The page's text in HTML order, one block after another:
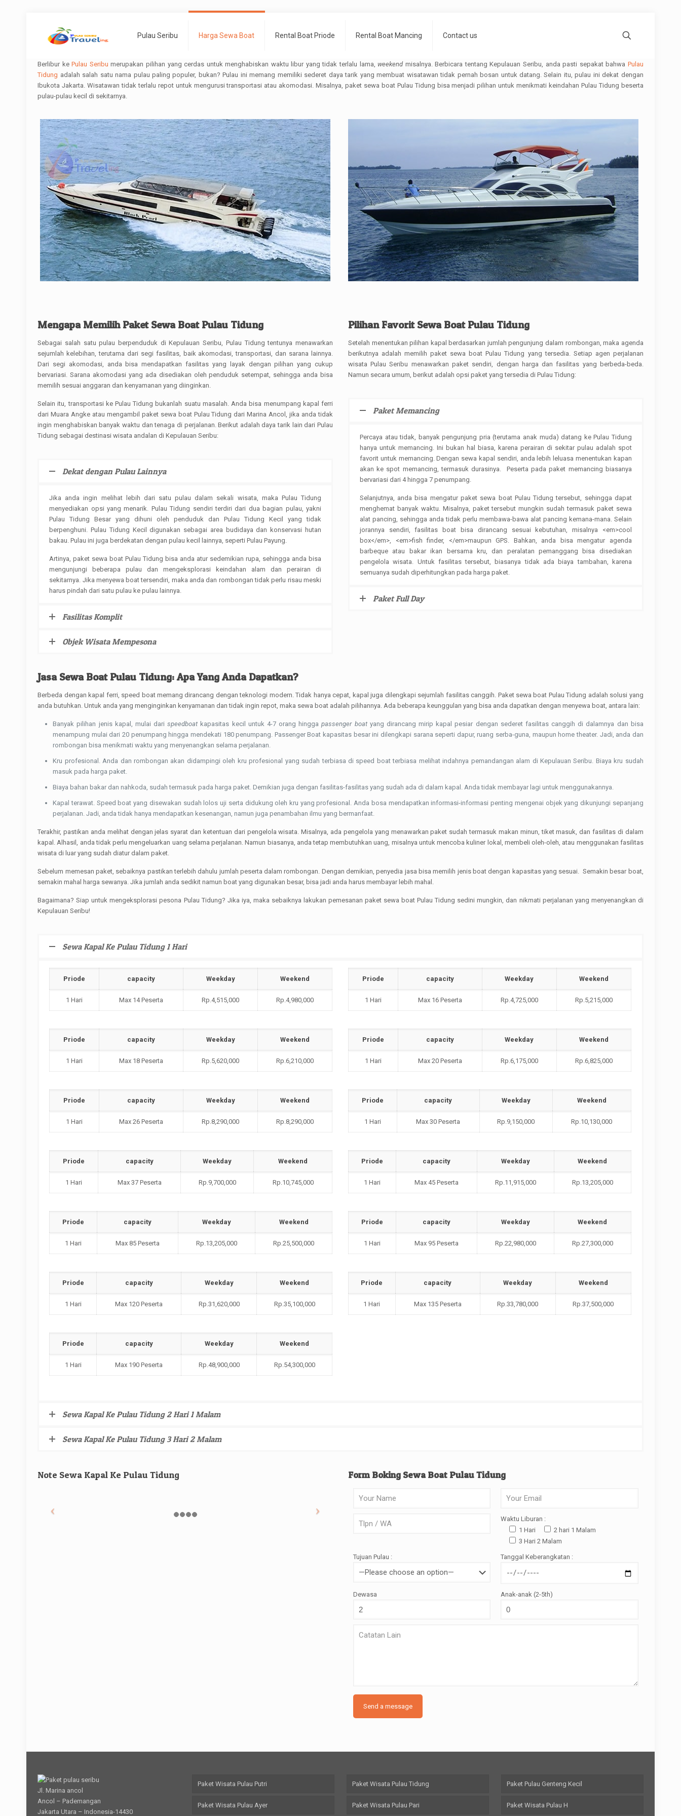
Pulau Seribu Harga Sewa Boat Rental Boat Priode Rental Boat Mancing Contact us
Berlibur kePulau Seribu merupakan pilihan yang cerdas untuk menghabiskan waktu libur yang tidak terlalu lama, weekendmisalnya. Berbicara tentang Kepulauan Seribu, anda pasti sepakat bahwa Pulau
Tidung adalah salah satu nama pulau paling populer, bukan? Pulau ini memang memiliki sederet daya tarik yang membuat wisatawan tidak pernah bosan untuk datang. Selain itu, pulau ini dekat dengan
Ibukota Jakarta. Wisatawan tidak terlalu repot untuk mengurusi transportasi atau akomodasi. Misalnya, paket sewa boat Pulau Tidung bisa menjadi pilihan untuk menikmati keindahan Pulau Tidung beserta
pulau-pulau kecil di sekitarnya.
Mengapa Memilih Paket Sewa Boat Pulau Tidung
Sebagai salah satu pulau berpenduduk di Kepulauan Seribu, Pulau Tidung tentunya menawarkan
sejumlah kelebihan, terutama dari segi fasilitas, baik akomodasi, transportasi, dan sarana lainnya.
Dari segi akomodasi, anda bisa mendapatkan fasilitas yang layak dengan pilihan yang cukup
bervariasi. Sarana akomodasi yang ada disediakan oleh penduduk setempat, sehingga anda bisa
memilih sesuai anggaran dan kenyamanan yang diinginkan.
Selain itu, transportasi ke Pulau Tidung bukanlah suatu masalah. Anda bisa menumpang kapal ferri
dari Muara Angke atau mengambil paket sewa boat Pulau Tidung dari Marina Ancol, jika anda tidak
ingin menghabiskan banyak waktu dan tenaga di perjalanan. Berikut adalah daya tarik lain dari Pulau
Tidung sebagai destinasi wisata andalan di Kepulauan Seribu:
Dekat dengan Pulau Lainnya
Jika anda ingin melihat lebih dari satu pulau dalam sekali wisata, maka Pulau Tidung
menyediakan opsi yang menarik. Pulau Tidung sendiri terdiri dari dua bagian pulau, yakni
Pulau Tidung Besar yang dihuni oleh penduduk dan Pulau Tidung Kecil yang tidak
berpenghuni. Pulau Tidung Kecil digunakan sebagai area budidaya dan konservasi hutan
bakau. Pulau ini juga berdekatan dengan pulau kecil lainnya, seperti Pulau Payung.
Artinya, paket sewa boat Pulau Tidung bisa anda atur sedemikian rupa, sehingga anda bisa
mengunjungi beberapa pulau dan mengeksplorasi keindahan alam dan perairan di
sekitarnya. Jika menyewa boat tersendiri, maka anda dan rombongan tidak perlu risau meski
harus pindah dari satu pulau ke pulau lainnya.
Fasilitas Komplit
Objek Wisata Mempesona
Pilihan Favorit Sewa Boat Pulau Tidung
Setelah menentukan pilihan kapal berdasarkan jumlah pengunjung dalam rombongan, maka agenda
berikutnya adalah memilih paket sewa boat Pulau Tidung yang tersedia. Setiap agen perjalanan
wisata Pulau Seribu menawarkan paket sendiri, dengan harga dan fasilitas yang berbeda-beda.
Namun secara umum, berikut adalah opsi paket yang tersedia di Pulau Tidung:
Paket Memancing
Percaya atau tidak, banyak pengunjung pria (terutama anak muda) datang ke Pulau Tidung
hanya untuk memancing. Ini bukan hal biasa, karena perairan di sekitar pulau adalah spot
favorit untuk memancing. Dengan sewa kapal sendiri, anda lebih leluasa menentukan kapan
akan ke spot memancing, termasuk durasinya. Peserta pada paket memancing biasanya
bervariasi dari 4 hingga 7 penumpang.
Selanjutnya, anda bisa mengatur paket sewa boat Pulau Tidung tersebut, sehingga dapat
menghemat banyak waktu. Misalnya, paket tersebut mungkin sudah termasuk paket sewa
alat pancing, sehingga anda tidak perlu membawa-bawa alat pancing kemana-mana. Selain
jorannya sendiri, fasilitas boat bisa dirancang sesuai kebutuhan, misalnya <em>cool
box</em>, <em>fish finder, </em>maupun GPS. Bahkan, anda bisa mengatur agenda
barbeque atau bakar ikan bersama kru, dan peralatan pemanggang bisa disediakan
pengelola wisata. Untuk fasilitas tersebut, biasanya tidak ada biaya tambahan, karena
semuanya sudah diperhitungkan pada harga paket.
Paket Full Day
Jasa Sewa Boat Pulau Tidung: Apa Yang Anda Dapatkan?
Berbeda dengan kapal ferri, speed boat memang dirancang dengan teknologi modern. Tidak hanya cepat, kapal juga dilengkapi sejumlah fasilitas canggih. Paket sewa boat Pulau Tidung adalah solusi yang
anda butuhkan. Untuk anda yang menginginkan kenyamanan dan tidak ingin repot, maka sewa boat adalah pilihannya. Ada beberapa keunggulan yang bisa anda dapatkan dengan menyewa boat, antara lain:
Banyak pilihan jenis kapal, mulai darispeedboat kapasitas kecil untuk 4-7 orang hinggapassenger boatyang dirancang mirip kapal pesiar dengan sederet fasilitas canggih di dalamnya dan bisa
menampung mulai dari 20 penumpang hingga mendekati 180 penumpang. Passenger Boat kapasitas besar ini dilengkapi sarana seperti dapur, ruang serba-guna, maupun home theater. Jadi, anda dan
rombongan bisa menikmati waktu yang menyenangkan selama perjalanan.
Kru profesional. Anda dan rombongan akan didampingi oleh kru profesional yang sudah terbiasa di speed boat terbiasa melihat indahnya pemandangan alam di Kepulauan Seribu. Biaya kru sudah
masuk pada harga paket.
Biaya bahan bakar dan nahkoda, sudah termasuk pada harga paket. Demikian juga dengan fasilitas-fasilitas yang sudah ada di dalam kapal. Anda tidak membayar lagi untuk menggunakannya.
Kapal terawat. Speed boat yang disewakan sudah lolos uji serta didukung oleh kru yang profesional. Anda bosa mendapatkan informasi-informasi penting mengenai objek yang dikunjungi sepanjang
perjalanan. Jadi, anda tidak hanya mendapatkan kesenangan, namun juga penambahan ilmu yang bermanfaat.
Terakhir, pastikan anda melihat dengan jelas syarat dan ketentuan dari pengelola wisata. Misalnya, ada pengelola yang menawarkan paket sudah termasuk makan minun, tiket masuk, dan fasilitas di dalam
kapal. Alhasil, anda tidak perlu mengeluarkan uang selama perjalanan. Namun biasanya, anda tetap membutuhkan uang, misalnya untuk mencoba kuliner lokal, membeli oleh-oleh, atau menggunakan fasilitas
wisata di luar yang sudah diatur dalam paket.
Sebelum memesan paket, sebaiknya pastikan terlebih dahulu jumlah peserta dalam rombongan. Dengan demikian, penyedia jasa bisa memilih jenis boat dengan kapasitas yang sesuai. Semakin besar boat,
semakin mahal harga sewanya. Jika jumlah anda sedikit namun boat yang digunakan besar, bisa jadi anda harus membayar lebih mahal.
Bagaimana? Siap untuk mengeksplorasi pesona Pulau Tidung? Jika iya, maka sebaiknya lakukan pemesanan paket sewa boat Pulau Tidung sedini mungkin, dan nikmati perjalanan yang menyenangkan di
Kepulauan Seribu!
Sewa Kapal Ke Pulau Tidung 1 Hari
Priode capacity Weekday Weekend
1 Hari Max 14 Peserta Rp.4,515,000 Rp.4,980,000
Priode capacity Weekday Weekend
1 Hari Max 16 Peserta Rp.4,725,000 Rp.5,215,000
Priode capacity Weekday Weekend
1 Hari Max 18 Peserta Rp.5,620,000 Rp.6,210,000
Priode capacity Weekday Weekend
1 Hari Max 20 Peserta Rp.6,175,000 Rp.6,825,000
Priode capacity Weekday Weekend
1 Hari Max 26 Peserta Rp.8,290,000 Rp.8,290,000
Priode capacity Weekday Weekend
1 Hari Max 30 Peserta Rp.9,150,000 Rp.10,130,000
Priode capacity Weekday Weekend
1 Hari Max 37 Peserta Rp.9,700,000 Rp.10,745,000
Priode capacity Weekday Weekend
1 Hari Max 45 Peserta Rp.11,915,000 Rp.13,205,000
Priode capacity Weekday Weekend
1 Hari Max 85 Peserta Rp.13,205,000 Rp.25,500,000
Priode capacity Weekday Weekend
1 Hari Max 95 Peserta Rp.22,980,000 Rp.27,300,000
Priode capacity Weekday Weekend
1 Hari Max 120 Peserta Rp.31,620,000 Rp.35,100,000
Priode capacity Weekday Weekend
1 Hari Max 135 Peserta Rp.33,780,000 Rp.37,500,000
Priode capacity Weekday Weekend
1 Hari Max 190 Peserta Rp.48,900,000 Rp.54,300,000
Sewa Kapal Ke Pulau Tidung 2 Hari 1 Malam
Sewa Kapal Ke Pulau Tidung 3 Hari 2 Malam
Note Sewa Kapal Ke Pulau Tidung Form Boking Sewa Boat Pulau Tidung
Waktu Liburan :
1 Hari
2 hari 1 Malam
3 Hari 2 Malam
Tujuan Pulau : Tanggal Keberangkatan :
Dewasa Anak-anak (2-5th)
Jl. Marina ancol
Ancol – Pademangan
Jakarta Utara – Indonesia-14430
Paket Wisata Pulau Putri
Paket Wisata Pulau Ayer
Paket Wisata Pulau Tidung
Paket Wisata Pulau Pari
Paket Pulau Genteng Kecil
Paket Wisata Pulau H